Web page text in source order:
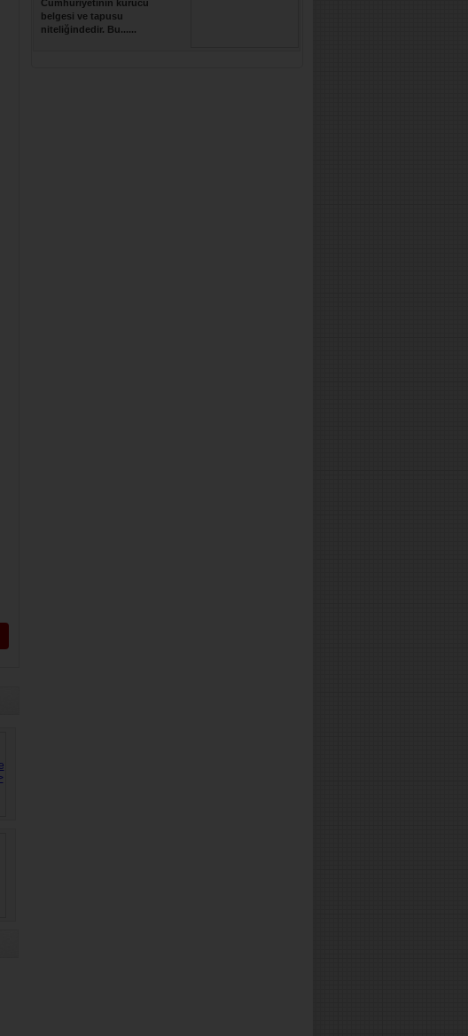
Cumhuriyetinin kurucu
belgesi ve tapusu
niteliğindedir. Bu......